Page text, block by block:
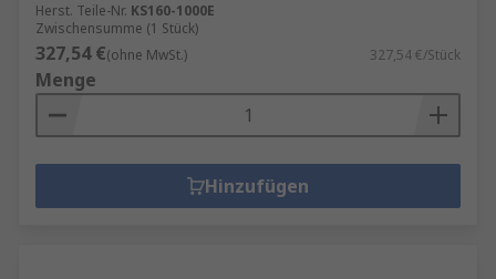
Herst. Teile-Nr. KS160-1000E
Zwischensumme (1 Stück)
327,54 €(ohne MwSt.) 327,54 €/Stück
Menge
Hinzufügen